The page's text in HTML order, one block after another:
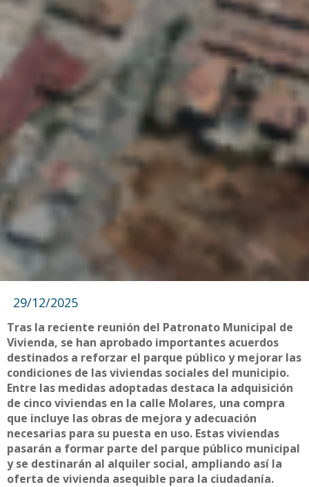
29/12/2025
Tras la reciente reunión del Patronato Municipal de
Vivienda, se han aprobado importantes acuerdos
destinados a reforzar el parque público y mejorar las
condiciones de las viviendas sociales del municipio.
Entre las medidas adoptadas destaca la adquisición
de cinco viviendas en la calle Molares, una compra
que incluye las obras de mejora y adecuación
necesarias para su puesta en uso. Estas viviendas
pasarán a formar parte del parque público municipal
y se destinarán al alquiler social, ampliando así la
oferta de vivienda asequible para la ciudadanía.